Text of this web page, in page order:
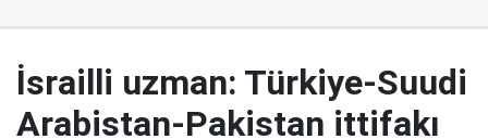
İsrailli uzman: Türkiye-Suudi
Arabistan-Pakistan ittifakı